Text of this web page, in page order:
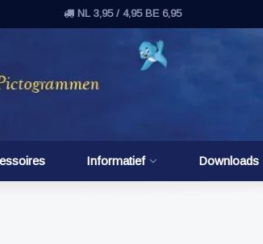
NL 3,95 / 4,95 BE 6,95
Informatief Downloads